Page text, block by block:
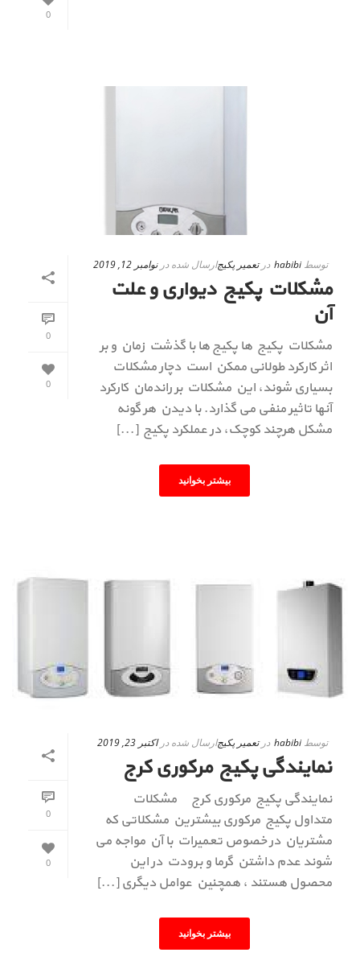
0
0
0
توسط habibi درتعمیر پکیجارسال شده درنوامبر 12, 2019
مشکلات پکیج دیواری و علت
آن
مشکلات پکیج ها پکیج ها با گذشت زمان و بر
اثر کارکرد طولانی ممکن است دچار مشکلات
بسیاری شوند، این مشکلات بر راندمان کارکرد
آنها تاثیر منفی می گذارد. با دیدن هر گونه
مشکل هرچند کوچک، در عملکرد پکیج [...]
بیشتر بخوانید
0
0
توسط habibi درتعمیر پکیجارسال شده دراکتبر 23, 2019
نمایندگی پکیج مرکوری کرج
نمایندگی پکیج مرکوری کرج مشکلات
متداول پکیج مرکوری بیشترین مشکلاتی که
مشتریان در خصوص تعمیرات با آن مواجه می
شوند عدم داشتن گرما و برودت در این
محصول هستند ، همچنین عوامل دیگری [...]
بیشتر بخوانید